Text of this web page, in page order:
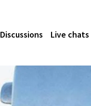
Discussions Live chats